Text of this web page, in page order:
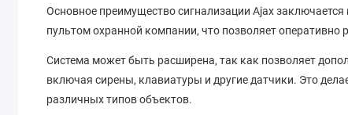
Основное преимущество сигнализации Ajax
пультом охранной компании, что позволяет
Система может быть расширена, так как позволяет
включая сирены, клавиатуры и другие датчики. Это
различных типов объектов.